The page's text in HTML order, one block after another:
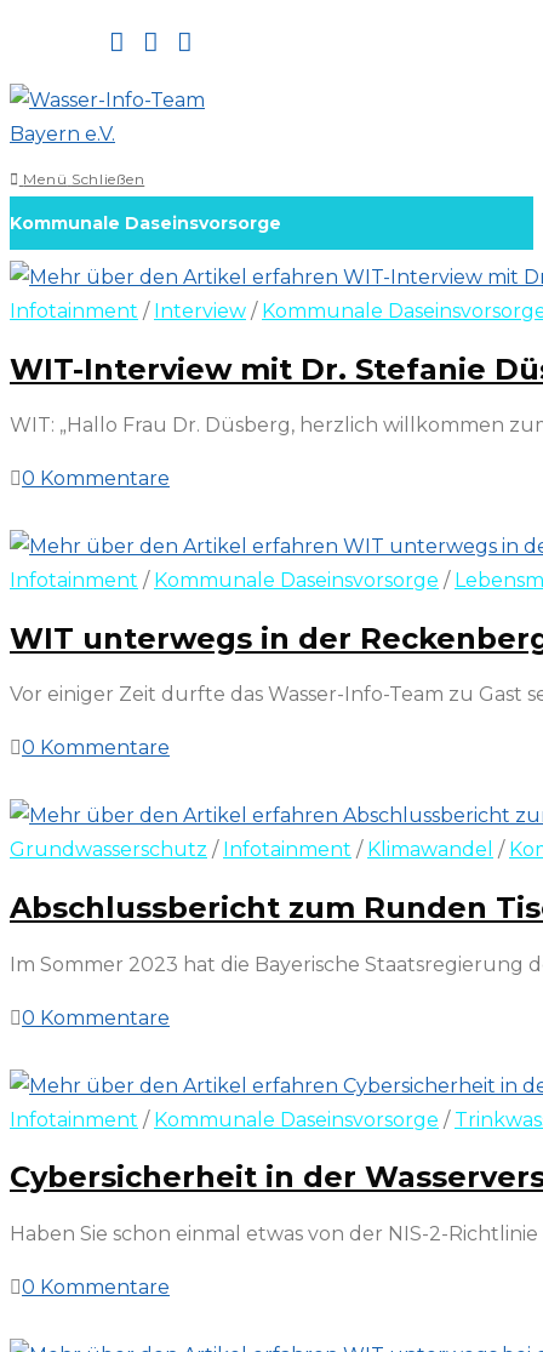
springen
Menü Schließen
Kommunale Daseinsvorsorge
Infotainment / Interview / Kommunale
WIT-Interview mit Dr. Stefanie
WIT: „Hallo Frau Dr. Düsberg, herzlich willkommen
0 Kommentare
Infotainment / Kommunale Daseinsvorsorge /
WIT unterwegs in der
Vor einiger Zeit durfte das Wasser-Info-Team zu
0 Kommentare
Grundwasserschutz / Infotainment / Klimawandel /
Abschlussbericht zum Runden
Im Sommer 2023 hat die Bayerische Staatsregierung
0 Kommentare
Infotainment / Kommunale Daseinsvorsorge /
Cybersicherheit in der
Haben Sie schon einmal etwas von der NIS-2-
0 Kommentare